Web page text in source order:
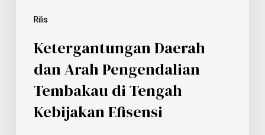
Rilis
Ketergantungan Daerah
dan Arah Pengendalian
Tembakau di Tengah
Kebijakan Efisensi